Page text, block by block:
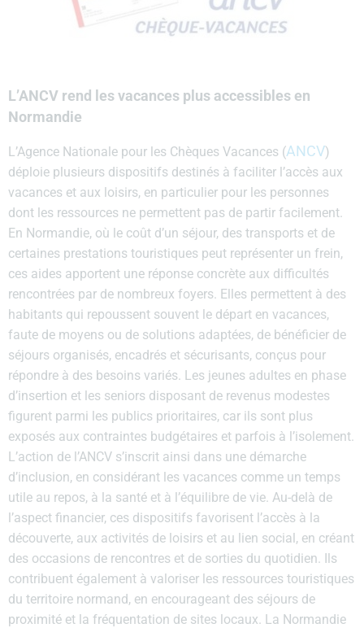
L’ANCV rend les vacances plus accessibles en
Normandie
L’Agence Nationale pour les Chèques Vacances (ANCV)
déploie plusieurs dispositifs destinés à faciliter l’accès aux
vacances et aux loisirs, en particulier pour les personnes
dont les ressources ne permettent pas de partir facilement.
En Normandie, où le coût d’un séjour, des transports et de
certaines prestations touristiques peut représenter un frein,
ces aides apportent une réponse concrète aux difficultés
rencontrées par de nombreux foyers. Elles permettent à des
habitants qui repoussent souvent le départ en vacances,
faute de moyens ou de solutions adaptées, de bénéficier de
séjours organisés, encadrés et sécurisants, conçus pour
répondre à des besoins variés. Les jeunes adultes en phase
d’insertion et les seniors disposant de revenus modestes
figurent parmi les publics prioritaires, car ils sont plus
exposés aux contraintes budgétaires et parfois à l’isolement.
L’action de l’ANCV s’inscrit ainsi dans une démarche
d’inclusion, en considérant les vacances comme un temps
utile au repos, à la santé et à l’équilibre de vie. Au-delà de
l’aspect financier, ces dispositifs favorisent l’accès à la
découverte, aux activités de loisirs et au lien social, en créant
des occasions de rencontres et de sorties du quotidien. Ils
contribuent également à valoriser les ressources touristiques
du territoire normand, en encourageant des séjours de
proximité et la fréquentation de sites locaux. La Normandie